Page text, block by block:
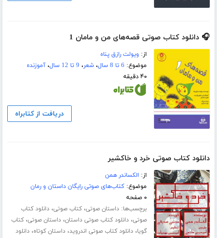
🎧 دانلود کتاب صوتی قصه‌های من و مامان 1
از: ویولت رازق پناه
موضوع: 6 تا 8 سال ،شعر، 9 تا 12 سال ،آموزنده
۴۰ دقیقه
دریافت از کتابراه
دانلود کتاب صوتی خرد و خاکشیر
از: الکساندر همن
موضوع:کتاب‌های صوتی رایگان داستان و رمان
۰ صفحه
برچسب‌ها:داستان صوتی،کتاب صوتی،دانلود کتاب
صوتی،دانلود کتاب صوتی داستان،داستان صوتی،کتاب
گویا،دانلود کتاب صوتی اندروید،داستان کوتاه،دانلود